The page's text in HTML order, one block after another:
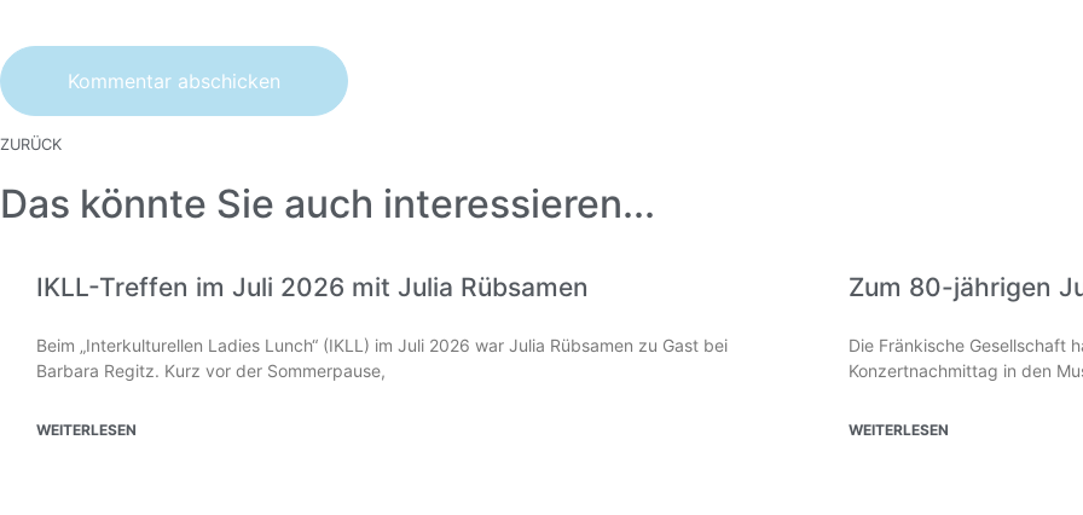
ZURÜCK
Das könnte Sie auch interessieren...
IKLL-Treffen im Juli 2026 mit Julia Rübsamen
Beim „Interkulturellen Ladies Lunch“ (IKLL) im Juli 2026 war Julia Rübsamen zu Gast bei
Barbara Regitz. Kurz vor der Sommerpause,
WEITERLESEN
Zum 80-jährigen
Die Fränkische Gesellschaft
Konzertnachmittag in den
WEITERLESEN